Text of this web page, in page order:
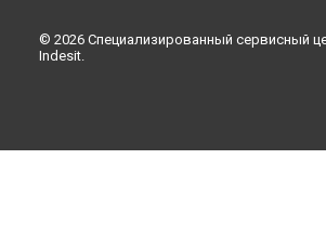
© 2026 Специализированный сервисный
Indesit.